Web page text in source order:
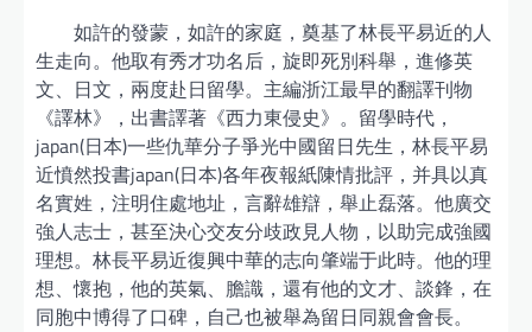
如許的發蒙，如許的家庭，奠基了林長平易近的人
生走向。他取有秀才功名后，旋即死別科舉，進修英
文、日文，兩度赴日留學。主編浙江最早的翻譯刊物
《譯林》，出書譯著《西力東侵史》。留學時代，
japan(日本)一些仇華分子爭光中國留日先生，林長平易
近憤然投書japan(日本)各年夜報紙陳情批評，并具以真
名實姓，注明住處地址，言辭雄辯，舉止磊落。他廣交
強人志士，甚至決心交友分歧政見人物，以助完成強國
理想。林長平易近復興中華的志向肇端于此時。他的理
想、懷抱，他的英氣、膽識，還有他的文才、談鋒，在
同胞中博得了口碑，自己也被舉為留日同親會會長。